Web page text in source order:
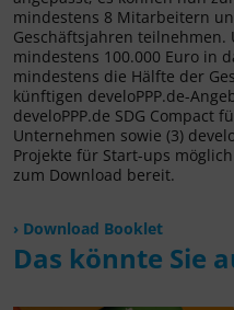
mindestens 8 Mitarbeitern
Geschäftsjahren
mindestens 100.000 Euro in
mindestens die Hälfte der
künftigen develoPPP.de-
develoPPP.de SDG
Unternehmen sowie (3)
Projekte für Start-ups
zum Download bereit.
Download Booklet
Das könnte Sie